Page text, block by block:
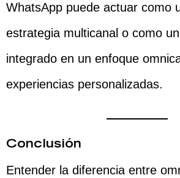
WhatsApp puede actuar como
estrategia multicanal o como
integrado en un enfoque
experiencias personalizadas.
Conclusión
Entender la diferencia entre